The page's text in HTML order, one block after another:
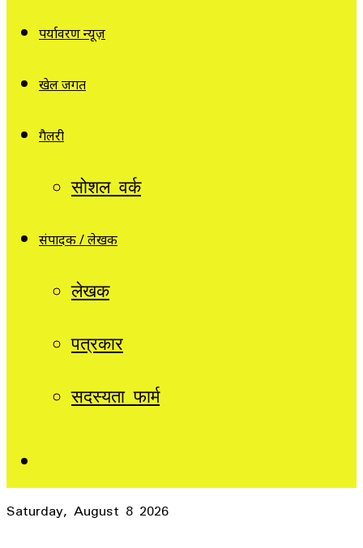
पर्यावरण न्यूज़
खेल जगत
गैलरी
सोशल वर्क
संपादक / लेखक
लेखक
पत्रकार
सदस्यता फार्म
Saturday, August 8 2026